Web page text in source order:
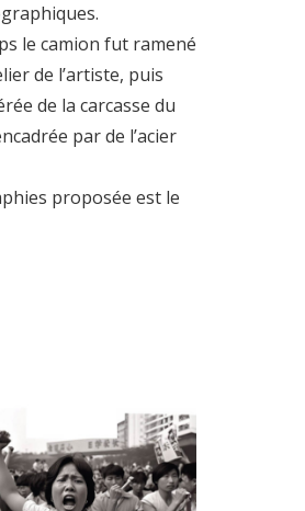
le camion fut ramené
de l’artiste, puis
de la carcasse du
par de l’acier
proposée est le